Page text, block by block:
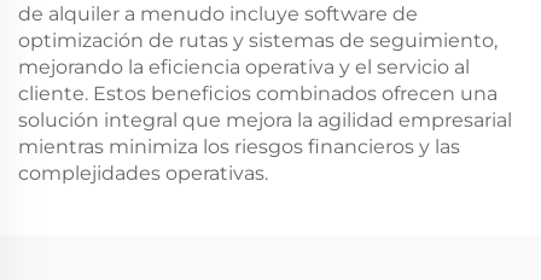
de alquiler a menudo incluye software de
optimización de rutas y sistemas de seguimiento,
mejorando la eficiencia operativa y el servicio al
cliente. Estos beneficios combinados ofrecen una
solución integral que mejora la agilidad empresarial
mientras minimiza los riesgos financieros y las
complejidades operativas.